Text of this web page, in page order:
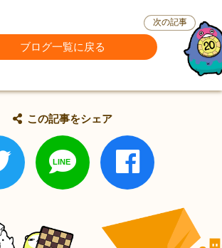
ブログ一覧に戻る
次の記事
この記事をシェア